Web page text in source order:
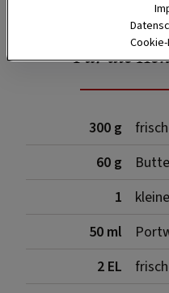
Für die
300 g
60 g
1
50 ml
2 EL